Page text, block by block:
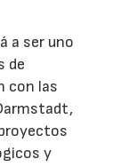
a ser uno
de
con las
y